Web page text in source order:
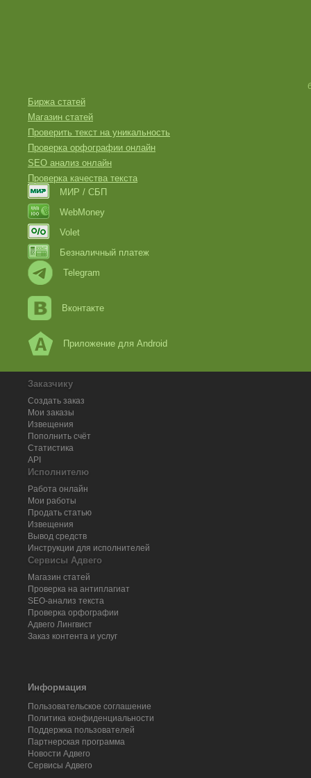
Биржа статей
Магазин статей
Проверить текст на уникальность
Проверка орфографии онлайн
SEO анализ онлайн
Проверка качества текста
МИР / СБП
WebMoney
Volet
Безналичный платеж
Telegram
Вконтакте
Приложение для Android
Заказчику
Создать заказ
Мои заказы
Извещения
Пополнить счёт
Статистика
API
Исполнителю
Работа онлайн
Мои работы
Продать статью
Извещения
Вывод средств
Инструкции для исполнителей
Сервисы Адвего
Магазин статей
Проверка на антиплагиат
SEO-анализ текста
Проверка орфографии
Адвего Лингвист
Заказ контента и услуг
Информация
Пользовательское соглашение
Политика конфиденциальности
Поддержка пользователей
Партнерская программа
Новости Адвего
Сервисы Адвего